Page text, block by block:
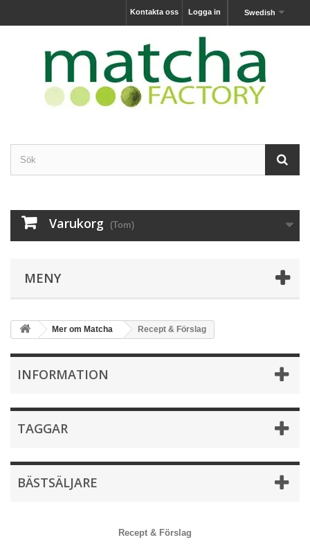
Swedish
Logga in
Kontakta oss
Varukorg (Tom)
MENY
Mer om Matcha Recept & Förslag
INFORMATION
TAGGAR
BÄSTSÄLJARE
Recept & Förslag